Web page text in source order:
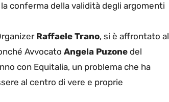
conferma della validità degli argomenti
Raffaele Trano, si è affrontato al
Avvocato Angela Puzone del
con Equitalia, un problema che ha
al centro di vere e proprie